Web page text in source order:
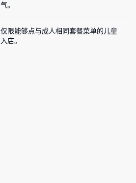
气。
仅限能够点与成人相同套餐菜单的儿童
入店。